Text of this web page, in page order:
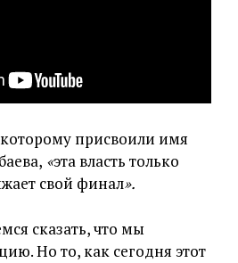
присвоили имя
«эта власть только
свой финал».
сказать, что мы
Но то, как сегодня этот